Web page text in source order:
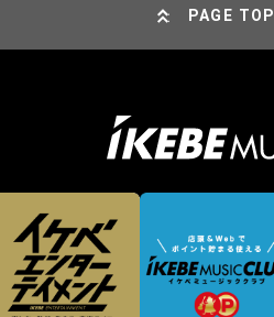
PAGE TOP